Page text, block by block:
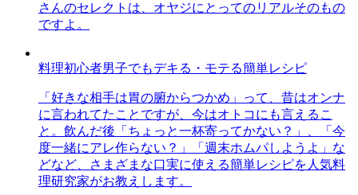
さんのセレクトは、オヤジにとってのリアルそのもの
ですよ。
料理初心者男子でもデキる・モテる簡単レシピ
「好きな相手は胃の腑からつかめ」って、昔はオンナ
に言われてたことですが、今はオトコにも言えるこ
と。飲んだ後「ちょっと一杯寄ってかない？」、「今
度一緒にアレ作らない？」「週末ホムパしようよ」な
どなど、さまざまな口実に使える簡単レシピを人気料
理研究家がお教えします。